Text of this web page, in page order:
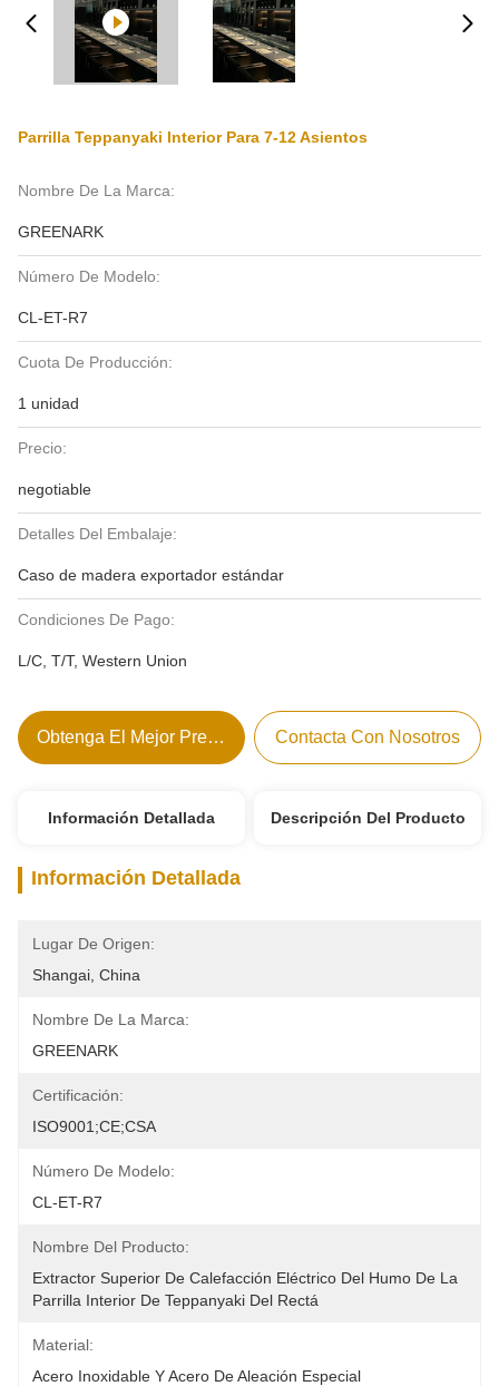
Parrilla Teppanyaki Interior Para 7-12 Asientos
Nombre De La Marca:
GREENARK
Número De Modelo:
CL-ET-R7
Cuota De Producción:
1 unidad
Precio:
negotiable
Detalles Del Embalaje:
Caso de madera exportador estándar
Condiciones De Pago:
L/C, T/T, Western Union
Obtenga El Mejor Precio Contacta Con Nosotros
Información Detallada Descripción Del Producto
Información Detallada
Lugar De Origen:
Shangai, China
Nombre De La Marca:
GREENARK
Certificación:
ISO9001;CE;CSA
Número De Modelo:
CL-ET-R7
Nombre Del Producto:
Extractor Superior De Calefacción Eléctrico Del Humo De La
Parrilla Interior De Teppanyaki Del Rectá
Material:
Acero Inoxidable Y Acero De Aleación Especial